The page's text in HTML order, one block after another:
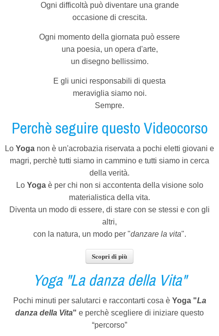
Ogni difficoltà può diventare una grande
occasione di crescita.
Ogni momento della giornata può essere
una poesia, un opera d'arte,
un disegno bellissimo.
E gli unici responsabili di questa
meraviglia siamo noi.
Sempre.
Perchè seguire questo Videocorso
Lo Yoga non è un'acrobazia riservata a pochi eletti giovani e
magri, perchè tutti siamo in cammino e tutti siamo in cerca
della verità.
LoYogaè per chi non si accontenta della visione solo
materialistica della vita.
Diventa un modo di essere, di stare con se stessi e con gli
altri,
con la natura, un modo per "danzare la vita".
Scopri di più
Yoga "La danza della Vita"
Pochi minuti per salutarci e raccontarti cosa è Yoga "La
danza della Vita" e perchè scegliere di iniziare questo
“percorso”